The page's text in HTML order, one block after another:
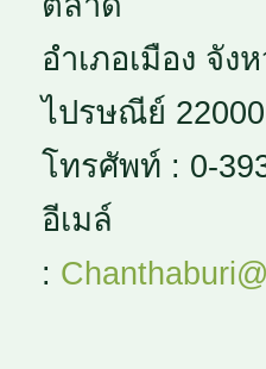
อำเภอเมือง จั
ไปรษณีย์ 22000
โทรศัพท์ : 0-
อีเมล์
: